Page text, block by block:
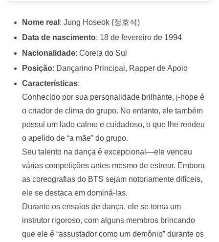
Nome real : Jung Hoseok (정호석)
Data de nascimento: 18 de fevereiro de 1994
Nacionalidade: Coreia do Sul
Posição: Dançarino Principal, Rapper de Apoio
Características:
Conhecido por sua personalidade brilhante, j-hope é
o criador de clima do grupo. No entanto, ele também
possui um lado calmo e cuidadoso, o que lhe rendeu
o apelido de “a mãe” do grupo.
Seu talento na dança é excepcional—ele venceu
várias competições antes mesmo de estrear. Embora
as coreografias do BTS sejam notoriamente difíceis,
ele se destaca em dominá-las.
Durante os ensaios de dança, ele se torna um
instrutor rigoroso, com alguns membros brincando
que ele é “assustador como um demônio” durante os